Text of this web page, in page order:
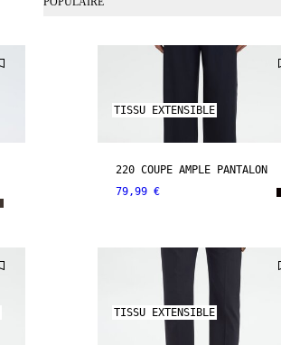
TISSU EXTENSIBLE
220 COUPE AMPLE PANTALON
79,99 €
TISSU EXTENSIBLE